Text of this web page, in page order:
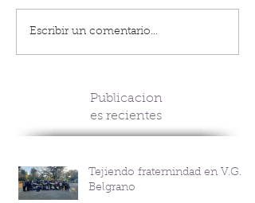
Escribir un comentario...
Publicacion
es recientes
Tejiendo fraternindad en V.G.
Belgrano